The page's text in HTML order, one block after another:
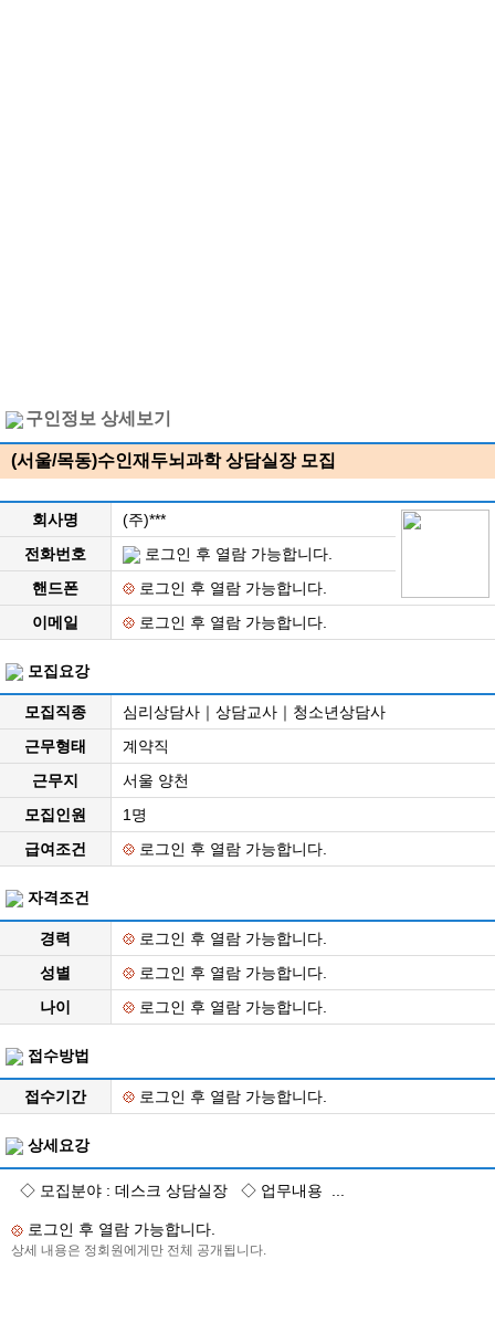
구인정보 상세보기
(서울/목동)수인재두뇌과학 상담실장 모집
회사명
(주)***
전화번호
로그인 후 열람 가능합니다.
핸드폰
로그인 후 열람 가능합니다.
이메일
로그인 후 열람 가능합니다.
모집요강
모집직종
심리상담사｜상담교사｜청소년상담사
근무형태
계약직
근무지
서울 양천
모집인원
1명
급여조건
로그인 후 열람 가능합니다.
자격조건
경력
로그인 후 열람 가능합니다.
성별
로그인 후 열람 가능합니다.
나이
로그인 후 열람 가능합니다.
접수방법
접수기간 로그인 후 열람 가능합니다.
상세요강
◇ 모집분야 : 데스크 상담실장 ◇ 업무내용 ...
로그인 후 열람 가능합니다.
상세 내용은 정회원에게만 전체 공개됩니다.